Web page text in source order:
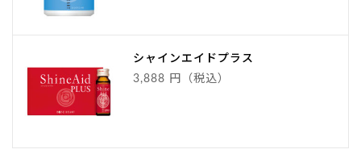
シャインエイドプラス
3,888 円（税込）